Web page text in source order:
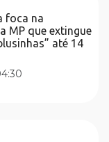
foca na
MP que extingue
até 14